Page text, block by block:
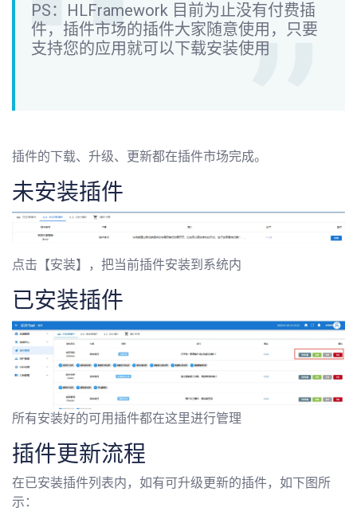
PS：HLFramework 目前为止没有付费插
件，插件市场的插件大家随意使用，只要
支持您的应用就可以下载安装使用
插件的下载、升级、更新都在插件市场完成。
未安装插件
点击【安装】，把当前插件安装到系统内
已安装插件
所有安装好的可用插件都在这里进行管理
插件更新流程
在已安装插件列表内，如有可升级更新的插件，如下图所
示：